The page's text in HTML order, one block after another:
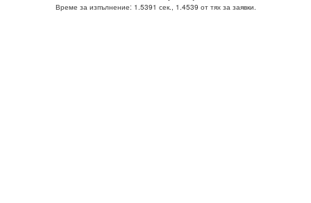
Време за изпълнение: 1.5391 сек., 1.4539 от тях за заявки.